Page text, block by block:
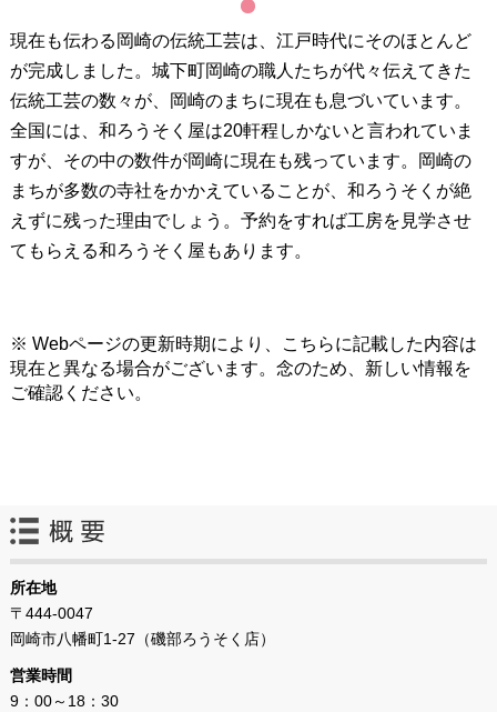
現在も伝わる岡崎の伝統工芸は、江戸時代にそのほとんど
が完成しました。城下町岡崎の職人たちが代々伝えてきた
伝統工芸の数々が、岡崎のまちに現在も息づいています。
全国には、和ろうそく屋は20軒程しかないと言われていま
すが、その中の数件が岡崎に現在も残っています。岡崎の
まちが多数の寺社をかかえていることが、和ろうそくが絶
えずに残った理由でしょう。予約をすれば工房を見学させ
てもらえる和ろうそく屋もあります。
※ Webページの更新時期により、こちらに記載した内容は
現在と異なる場合がございます。念のため、新しい情報を
ご確認ください。
所在地
〒444-0047
岡崎市八幡町1‐27（磯部ろうそく店）
営業時間
9：00～18：30